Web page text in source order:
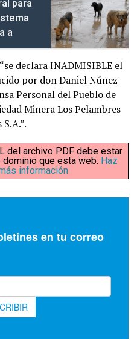
para
a
declara INADMISIBLE el
por don Daniel Núñez
Personal del Pueblo de
Minera Los Pelambres
del archivo PDF debe estar
que esta web. Haz
información